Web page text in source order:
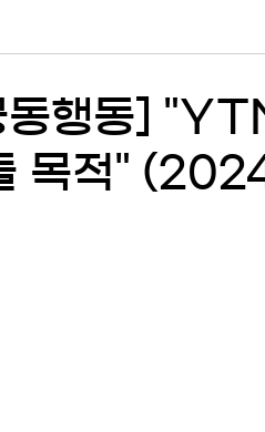
동행동]
목적"